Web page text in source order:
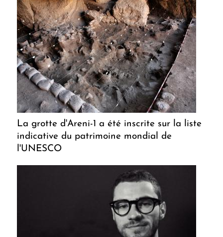
La grotte d'Areni-1 a été inscrite sur la liste
indicative du patrimoine mondial de
l'UNESCO